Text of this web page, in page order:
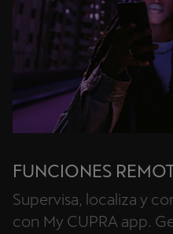
FUNCIONES
Supervisa, localiza y
con My CUPRA app.